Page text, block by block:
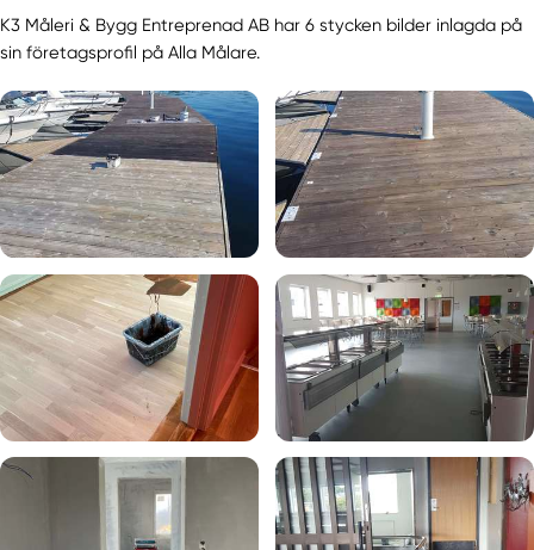
K3 Måleri & Bygg Entreprenad AB har 6 stycken bilder inlagda på
sin företagsprofil på Alla Målare.